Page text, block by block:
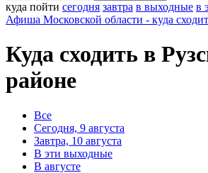
куда пойти сегодня завтра в выходные в
Афиша Московской области - куда
Куда сходить в
районе
Все
Сегодня, 9 августа
Завтра, 10 августа
В эти выходные
В августе